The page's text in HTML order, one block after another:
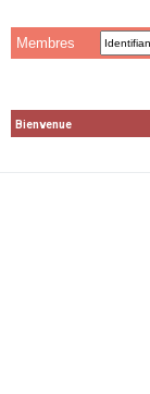
Membres
Bienvenue